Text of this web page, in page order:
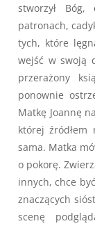
stworzył
patronach,
tych, które
wejść w swoją
przerażony
ponownie
Matkę Joannę
której
sama. Matka
o pokorę.
innych, chce
znaczących
scenę